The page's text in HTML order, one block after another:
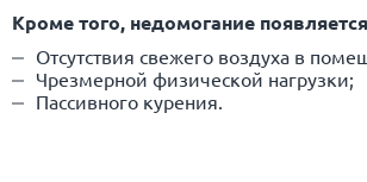
Кроме того, недомогание
Отсутствия свежего воздуха в
Чрезмерной физической нагрузки;
Пассивного курения.